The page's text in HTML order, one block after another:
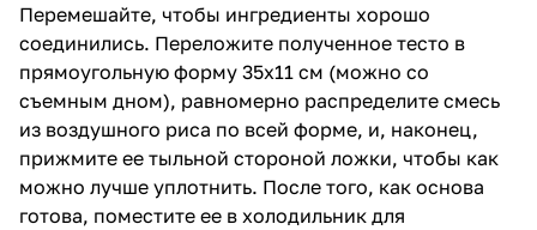
Перемешайте, чтобы ингредиенты хорошо
соединились. Переложите полученное тесто в
прямоугольную форму 35х11 см (можно со
съемным дном), равномерно распределите смесь
из воздушного риса по всей форме, и, наконец,
прижмите ее тыльной стороной ложки, чтобы как
можно лучше уплотнить. После того, как основа
готова, поместите ее в холодильник для